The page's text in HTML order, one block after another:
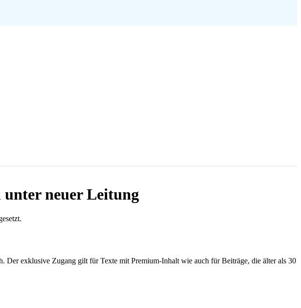
neuer Leitung
Der exklusive Zugang gilt für Texte mit Premium-Inhalt wie auch für Beiträge, die älter als 30